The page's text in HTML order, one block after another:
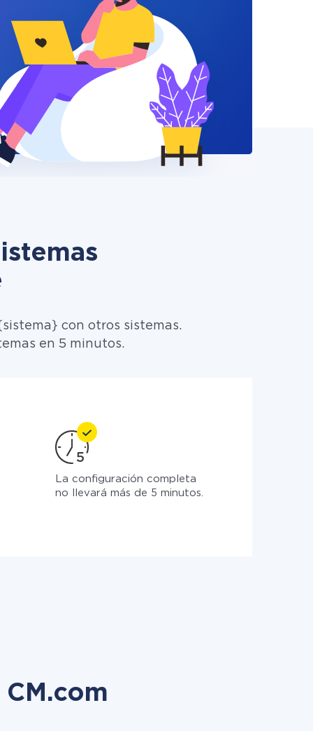
con otros sistemas.
en 5 minutos.
La configuración completa
no llevará más de 5 minutos.